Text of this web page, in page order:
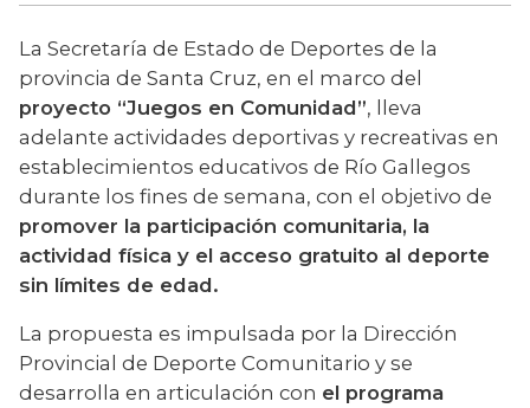
La Secretaría de Estado de Deportes de la
proyecto “Juegos en Comunidad”, lleva
adelante actividades deportivas y recreativas en
establecimientos educativos de Río Gallegos
promover la participación comunitaria, la
actividad física y el acceso gratuito al deporte
sin límites de edad.
La propuesta es impulsada por la Dirección
Provincial de Deporte Comunitario y se
desarrolla en articulación con el programa